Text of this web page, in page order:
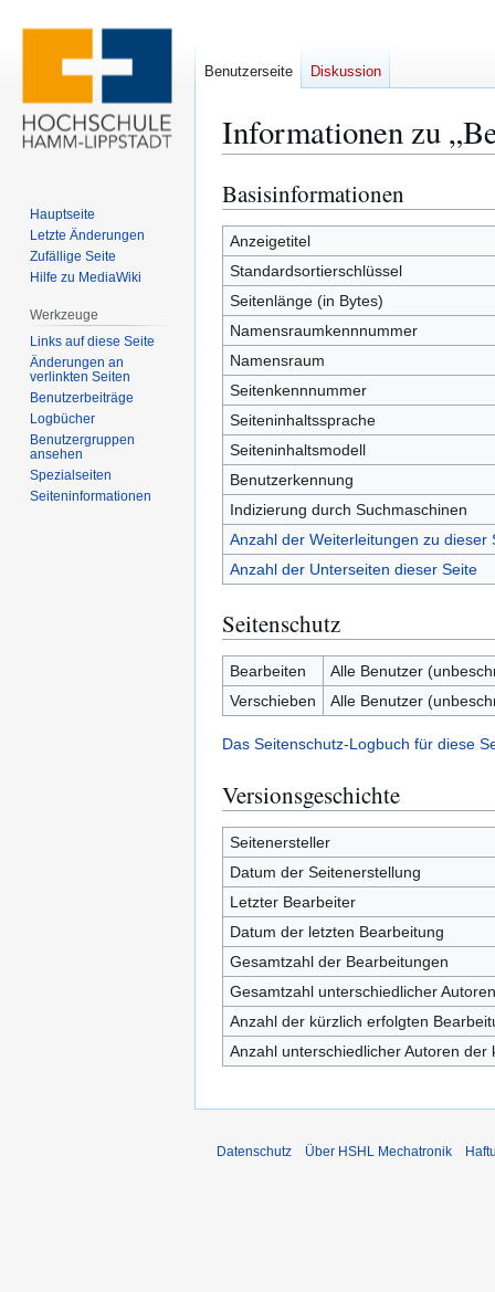
Informationen zu
Zur
Navigation
springen
Zur
Suche
springen
Basisinformationen
Anzeigetitel
Standardsortierschlüssel
Seitenlänge (in Bytes)
Namensraumkennnummer
Namensraum
Seitenkennnummer
Seiteninhaltssprache
Seiteninhaltsmodell
Benutzerkennung
Indizierung durch Suchmaschinen
Anzahl der Weiterleitungen zu dieser
Anzahl der Unterseiten dieser Seite
Seitenschutz
Bearbeiten
Alle Benutzer
Verschieben
Alle Benutzer
Das Seitenschutz-Logbuch für diese
Versionsgeschichte
Seitenersteller
Datum der Seitenerstellung
Letzter Bearbeiter
Datum der letzten Bearbeitung
Gesamtzahl der Bearbeitungen
Gesamtzahl unterschiedlicher Autoren
Anzahl der kürzlich erfolgten
Anzahl unterschiedlicher Autoren
Benutzerseite Diskussion
Hauptseite
Letzte Änderungen
Zufällige Seite
Hilfe zu MediaWiki
Werkzeuge
Links auf diese Seite
Änderungen an
verlinkten Seiten
Benutzerbeiträge
Logbücher
Benutzergruppen
ansehen
Spezialseiten
Seiten­­informationen
Datenschutz Über HSHL Mechatronik